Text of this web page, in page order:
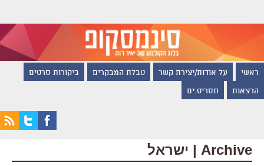
ראשי על אודות/יצירת קשר טבלת המבקרים ביקורות סרטים
הרצאות תסריט.ים
Archive | ישראל